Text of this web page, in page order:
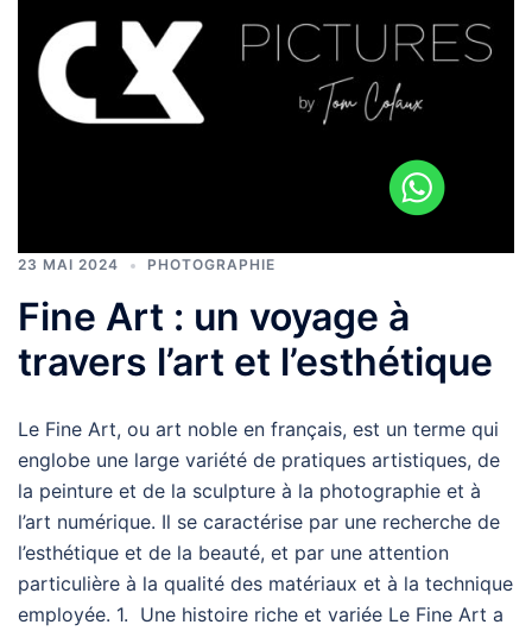
23 MAI 2024 PHOTOGRAPHIE
Fine Art : un voyage à
travers l’art et l’esthétique
Le Fine Art, ou art noble en français, est un terme qui
englobe une large variété de pratiques artistiques, de
la peinture et de la sculpture à la photographie et à
l’art numérique. Il se caractérise par une recherche de
l’esthétique et de la beauté, et par une attention
particulière à la qualité des matériaux et à la technique
employée. 1. Une histoire riche et variée Le Fine Art a